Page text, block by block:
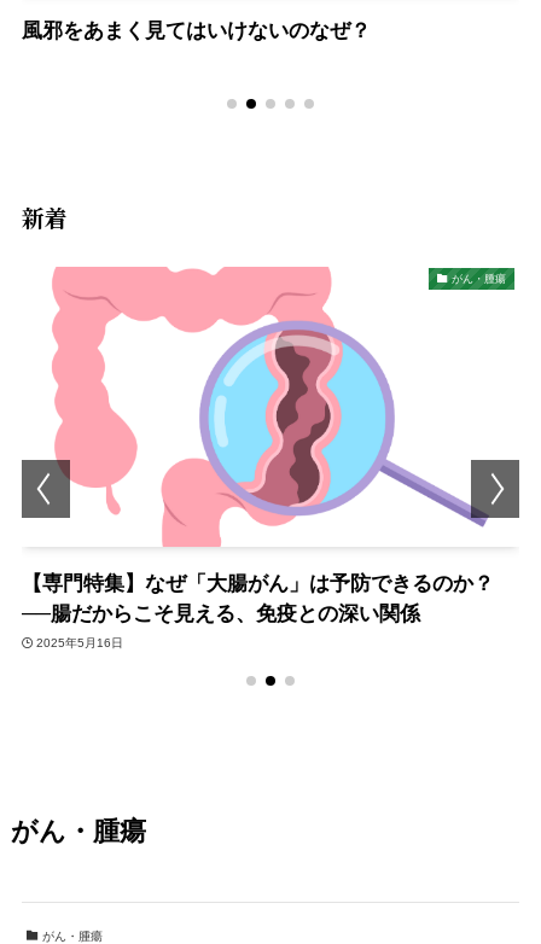
風邪をあまく見てはいけないのなぜ？
新着
がん・腫瘍
【専門特集】なぜ「大腸がん」は予防できるのか？
──腸だからこそ見える、免疫との深い関係
2025年5月16日
がん・腫瘍
がん・腫瘍